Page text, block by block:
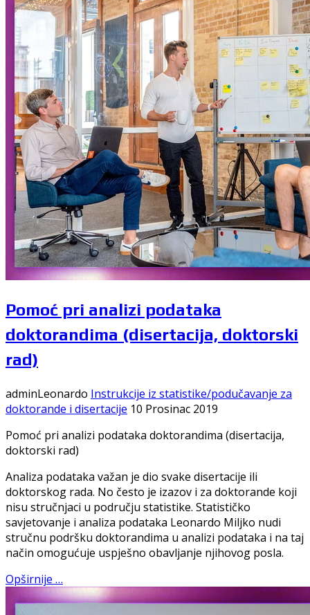
Pomoć pri analizi podataka
doktorandima (disertacija, doktorski
rad)
adminLeonardo Instrukcije iz statistike/podučavanje za
doktorande i disertacije 10 Prosinac 2019
Pomoć pri analizi podataka doktorandima (disertacija,
doktorski rad)
Analiza podataka važan je dio svake disertacije ili
doktorskog rada. No često je izazov i za doktorande koji
nisu stručnjaci u području statistike. Statističko
savjetovanje i analiza podataka Leonardo Miljko nudi
stručnu podršku doktorandima u analizi podataka i na taj
način omogućuje uspješno obavljanje njihovog posla.
Opširnije …